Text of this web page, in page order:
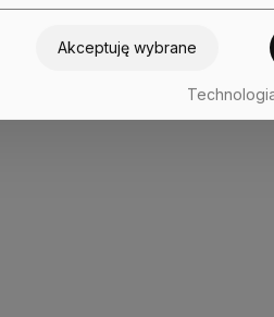
Akceptuję wybrane